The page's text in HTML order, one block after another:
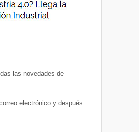
las novedades de
electrónico y después